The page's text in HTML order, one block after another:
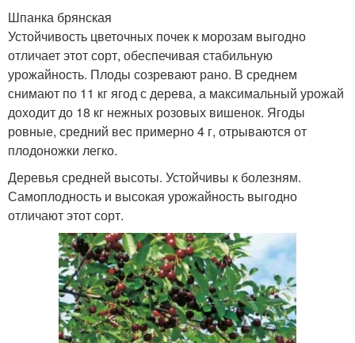
Шпанка брянская
Устойчивость цветочных почек к морозам выгодно
отличает этот сорт, обеспечивая стабильную
урожайность. Плоды созревают рано. В среднем
снимают по 11 кг ягод с дерева, а максимальный урожай
доходит до 18 кг нежных розовых вишенок. Ягоды
ровные, средний вес примерно 4 г, отрываются от
плодоножки легко.
Деревья средней высоты. Устойчивы к болезням.
Самоплодность и высокая урожайность выгодно
отличают этот сорт.